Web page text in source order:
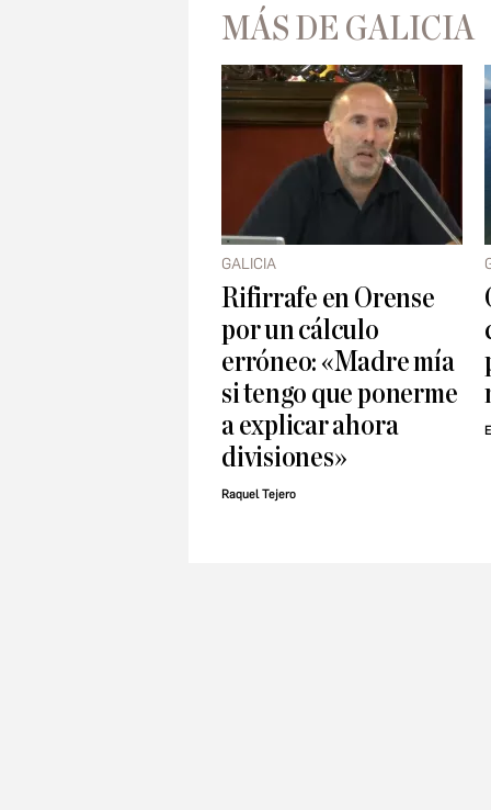
MÁS DE GALICIA
GALICIA
Rifirrafe en Orense
por un cálculo
erróneo: «Madre mía
si tengo que ponerme
a explicar ahora
divisiones»
Raquel Tejero